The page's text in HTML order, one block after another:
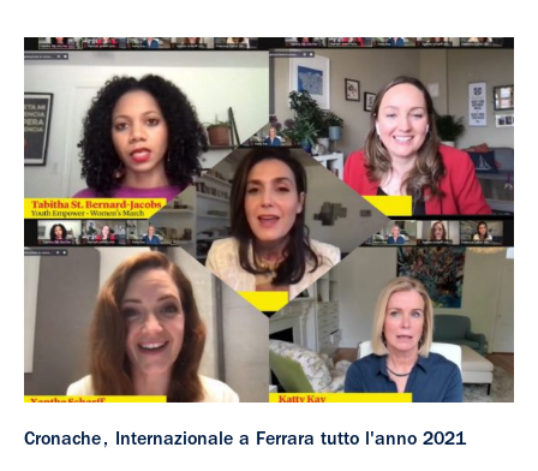
Cronache Internazionale a Ferrara tutto l'anno 2021